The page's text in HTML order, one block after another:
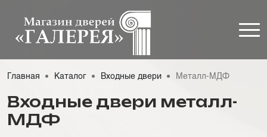
Главная Каталог Входные двери Металл-МДФ
Входные двери металл-
МДФ